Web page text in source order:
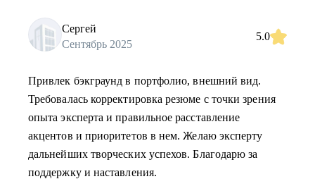
Сергей
Сентябрь 2025
5.0
Привлек бэкграунд в портфолио, внешний вид.
Требовалась корректировка резюме с точки зрения
опыта эксперта и правильное расставление
акцентов и приоритетов в нем. Желаю эксперту
дальнейших творческих успехов. Благодарю за
поддержку и наставления.